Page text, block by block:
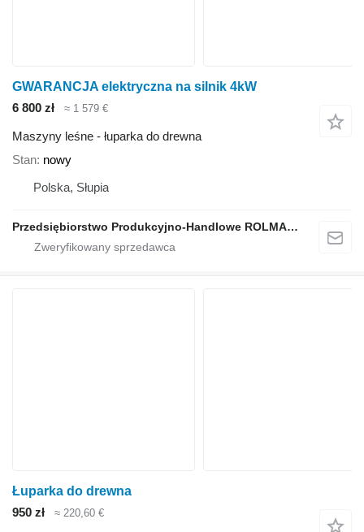
GWARANCJA elektryczna na silnik 4kW
6 800 zł
≈ 1 579 €
Maszyny leśne - łuparka do drewna
Stan nowy
Polska, Słupia
Przedsiębiorstwo Produkcyjno-Handlowe ROLMAPOL Marcin Dziekan
Łuparka do drewna
950 zł
≈ 220,60 €